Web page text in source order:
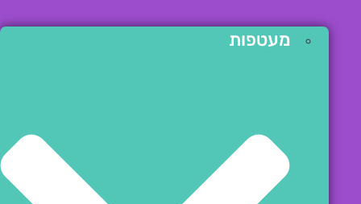
מעטפות